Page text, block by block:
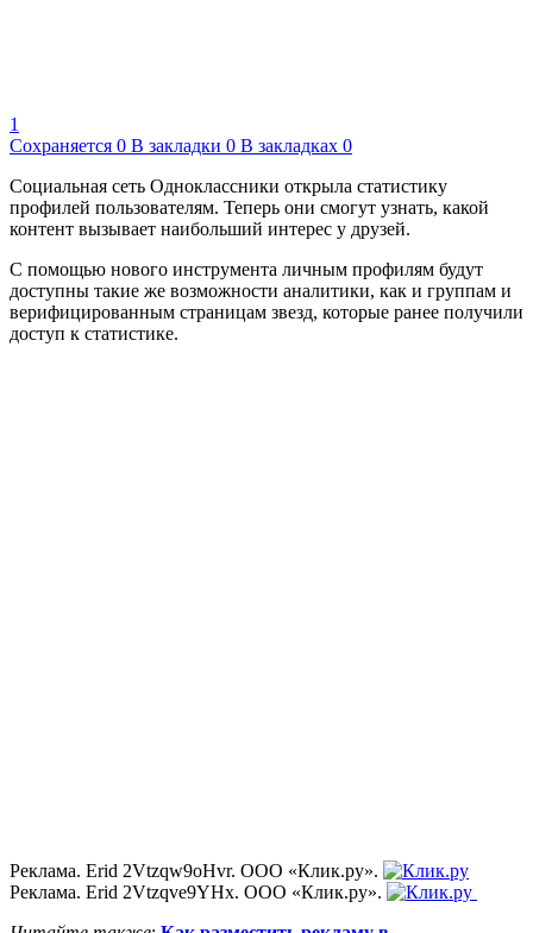
1
Сохраняется 0 В закладки 0 В закладках 0
Социальная сеть Одноклассники открыла статистику
профилей пользователям. Теперь они смогут узнать, какой
контент вызывает наибольший интерес у друзей.
С помощью нового инструмента личным профилям будут
доступны такие же возможности аналитики, как и группам и
верифицированным страницам звезд, которые ранее получили
доступ к статистике.
Реклама. Erid 2Vtzqw9oHvr. ООО «Клик.ру».
Реклама. Erid 2Vtzqve9YHx. ООО «Клик.ру».